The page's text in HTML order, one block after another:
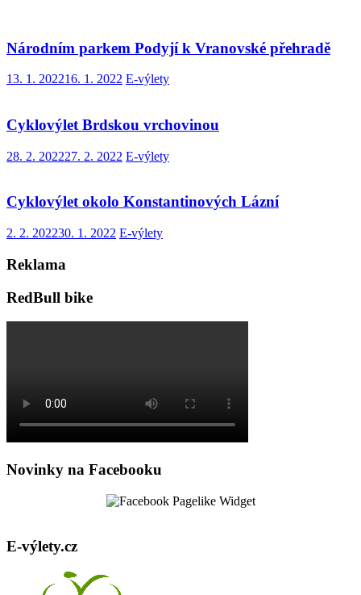
Národním parkem Podyjí k Vranovské přehradě
13. 1. 202216. 1. 2022 E-výlety
Cyklovýlet Brdskou vrchovinou
28. 2. 202227. 2. 2022 E-výlety
Cyklovýlet okolo Konstantinových Lázní
2. 2. 202230. 1. 2022 E-výlety
Reklama
RedBull bike
Novinky na Facebooku
E-výlety.cz